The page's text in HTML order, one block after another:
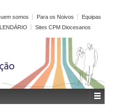
somos Para os Noivos
Equipas
Sites CPM Diocesanos